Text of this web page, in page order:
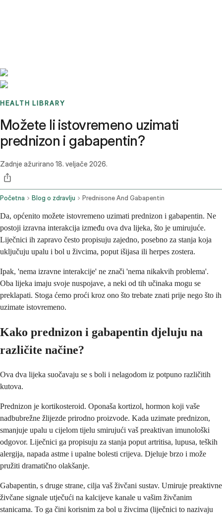
HEALTH LIBRARY
Možete li istovremeno uzimati
prednizon i gabapentin?
Zadnje ažurirano 18. veljače 2026.
Početna Blog o zdravlju Prednisone And Gabapentin
Da, općenito možete istovremeno uzimati prednizon i gabapentin. Ne
postoji izravna interakcija između ova dva lijeka, što je umirujuće.
Liječnici ih zapravo često propisuju zajedno, posebno za stanja koja
uključuju upalu i bol u živcima, poput išijasa ili herpes zostera.
Ipak, 'nema izravne interakcije' ne znači 'nema nikakvih problema'.
Oba lijeka imaju svoje nuspojave, a neki od tih učinaka mogu se
preklapati. Stoga ćemo proći kroz ono što trebate znati prije nego što ih
uzimate istovremeno.
Kako prednizon i gabapentin djeluju na
različite načine?
Ova dva lijeka suočavaju se s boli i nelagodom iz potpuno različitih
kutova.
Prednizon je kortikosteroid. Oponaša kortizol, hormon koji vaše
nadbubrežne žlijezde prirodno proizvode. Kada uzimate prednizon,
smanjuje upalu u cijelom tijelu smirujući vaš preaktivan imunološki
odgovor. Liječnici ga propisuju za stanja poput artritisa, lupusa, teških
alergija, napada astme i upalne bolesti crijeva. Djeluje brzo i može
pružiti dramatično olakšanje.
Gabapentin, s druge strane, cilja vaš živčani sustav. Umiruje preaktivne
živčane signale utječući na kalcijeve kanale u vašim živčanim
stanicama. To ga čini korisnim za bol u živcima (liječnici to nazivaju